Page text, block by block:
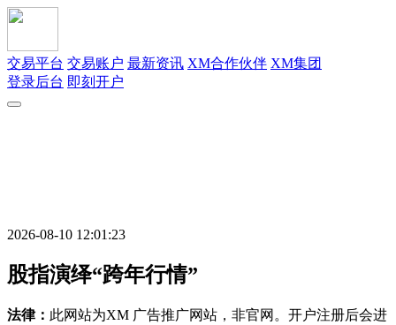
交易平台 交易账户 最新资讯 XM合作伙伴 XM集团
登录后台 即刻开户
2026-08-10 12:01:23
股指演绎“跨年行情”
法律： 此网站为XM 广告推广网站，非官网。开户注册后会进